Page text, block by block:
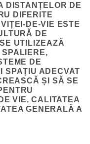
DISTANȚELOR DE
DIFERITE
DE-VIE ESTE
DE
UTILIZEAZĂ
DE
SPAȚIU ADECVAT
ȘI SĂ SE
VIE, CALITATEA
GENERALĂ A